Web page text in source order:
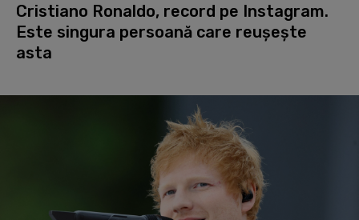
Cristiano Ronaldo, record pe Instagram.
Este singura persoană care reușește
asta